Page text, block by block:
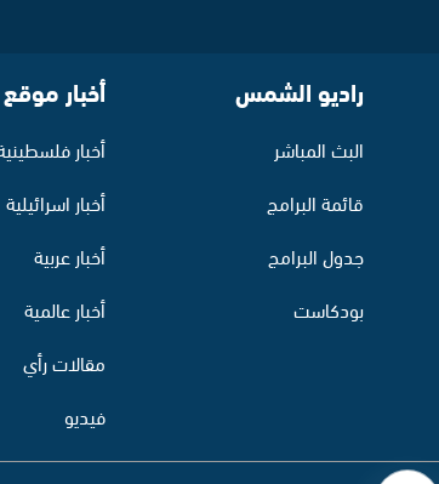
راديو الشمس
البث المباشر
قائمة البرامج
جدول البرامج
بودكاست
أخبار
أخبار
أخبار اسرائيلية
أخبار عربية
أخبار عالمية
مقالات رأي
فيديو